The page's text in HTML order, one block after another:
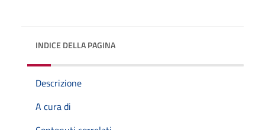
INDICE DELLA PAGINA
Descrizione
A cura di